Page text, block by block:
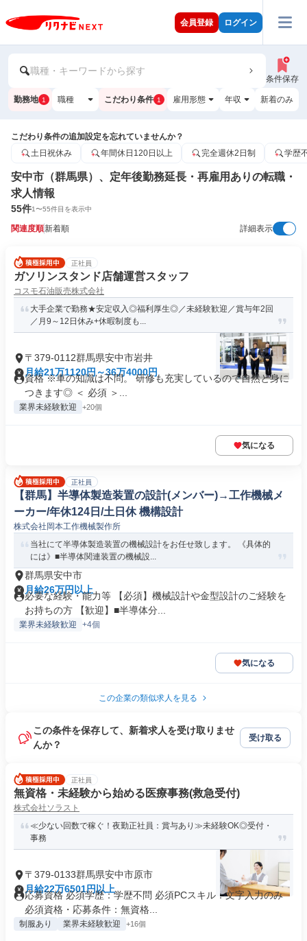
会員登録 ログイン
職種・キーワードから探す
条件保存
勤務地 1 職種 こだわり条件 1 雇用形態 年収 新着のみ
こだわり条件の追加設定を忘れていませんか？
土日祝休み
年間休日120日以上 完全週休2日制 学歴
安中市（群馬県）、定年後勤務延長・再雇用ありの転職・
求人情報
55件1〜55件目を表示中
関連度順新着順 詳細表示
正社員
ガソリンスタンド店舗運営スタッフ
コスモ石油販売株式会社
大手企業で勤務★安定収入◎福利厚生◎／未経験歓迎／賞与年2回
／月9～12日休み+休暇制度も...
〒379-0112群馬県安中市岩井
月給21万1120円～36万4000円
資格 ※車の知識は不問。 研修も充実しているので自然と身に
つきます◎ ＜ 必須 ＞...
業界未経験歓迎 +20個
気になる
正社員
【群馬】半導体製造装置の設計(メンバー)→工作機械メ
ーカー/年休124日/土日休 機構設計
株式会社岡本工作機械製作所
当社にて半導体製造装置の機械設計をお任せ致します。 《具体的
には》■半導体関連装置の機械設...
群馬県安中市
月給26万円以上
必要な経験・能力等 【必須】機械設計や金型設計のご経験を
お持ちの方 【歓迎】■半導体分...
業界未経験歓迎 +4個
気になる
この企業の類似求人を見る
この条件を保存して、新着求人を受け取りませ
んか？
受け取る
正社員
無資格・未経験から始める医療事務(救急受付)
株式会社ソラスト
≪少ない回数で稼ぐ！夜勤正社員：賞与あり≫未経験OK◎受付・
事務
〒379-0133群馬県安中市原市
月給22万6501円以上
応募資格 必須学歴：学歴不問 必須PCスキル：文字入力のみ
必須資格・応募条件：無資格...
制服あり 業界未経験歓迎 +16個